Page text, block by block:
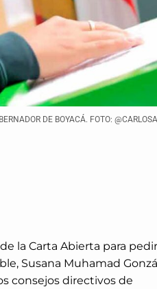
DE BOYACÁ. FOTO:
la Carta Abierta para
Susana Muhamad
consejos directivos de